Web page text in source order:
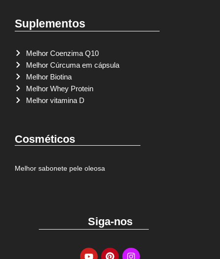
Suplementos
Melhor Coenzima Q10
Melhor Cúrcuma em cápsula
Melhor Biotina
Melhor Whey Protein
Melhor vitamina D
Cosméticos
Melhor sabonete pele oleosa
Siga-nos